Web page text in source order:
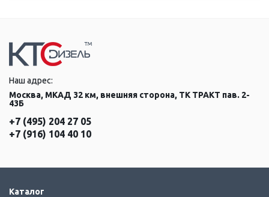
Наш адрес:
Москва, МКАД 32 км, внешняя сторона, ТК ТРАКТ пав. 2-
43Б
+7 (495) 204 27 05
+7 (916) 104 40 10
Каталог